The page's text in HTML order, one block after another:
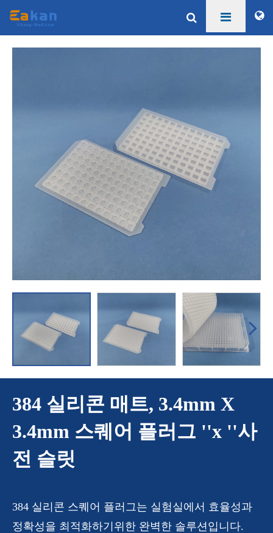
384 실리콘 매트, 3.4mm X
3.4mm 스퀘어 플러그 ''x ''사
전 슬릿
384 실리콘 스퀘어 플러그는 실험실에서 효율성과
정확성을 최적화하기위한 완벽한 솔루션입니다.